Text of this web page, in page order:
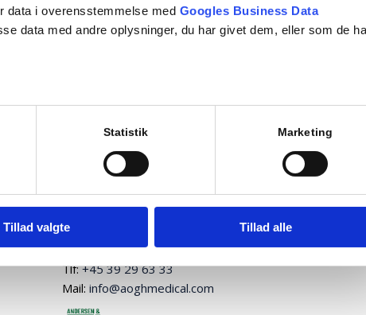
data i overensstemmelse med Googles Business Data
data med andre oplysninger, du har givet dem, eller som de
Statistik Marketing
Tillad valgte Tillad alle
Contact
A&H Medical A/S
CVR: 34697000
Tlf:+45 39 29 63 33
Mail:info@aoghmedical.com
Products
Health Care
HVAC